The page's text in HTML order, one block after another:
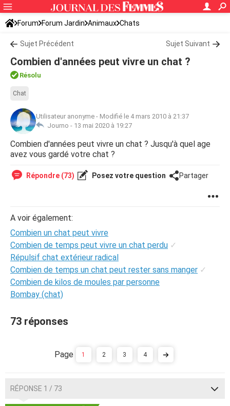
Forum Forum Jardin Animaux Chats
Sujet Précédent Sujet Suivant
Combien d'années peut vivre un chat ?
Résolu
Chat
Utilisateur anonyme - Modifié le 4 mars 2010 à 21:37
Journo - 13 mai 2020 à 19:27
Combien d'années peut vivre un chat ? Jusqu'à quel age
avez vous gardé votre chat ?
Répondre (73) Posez votre question Partager
A voir également:
Combien un chat peut vivre
Combien de temps peut vivre un chat perdu ✓
Répulsif chat extérieur radical
Combien de temps un chat peut rester sans manger ✓
Combien de kilos de moules par personne
Bombay (chat)
73 réponses
1 2 3 4
RÉPONSE 1 / 73